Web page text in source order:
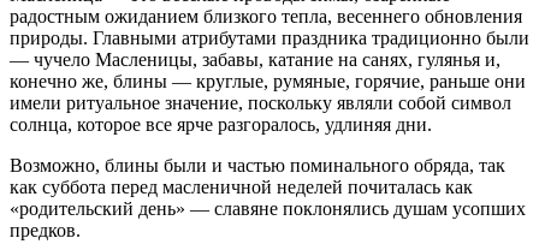
радостным ожиданием близкого тепла, весеннего обновления
природы. Главными атрибутами праздника традиционно были
— чучело Масленицы, забавы, катание на санях, гулянья и,
конечно же, блины — круглые, румяные, горячие, раньше они
имели ритуальное значение, поскольку являли собой символ
солнца, которое все ярче разгоралось, удлиняя дни.
Возможно, блины были и частью поминального обряда, так
как суббота перед масленичной неделей почиталась как
«родительский день» — славяне поклонялись душам усопших
предков.